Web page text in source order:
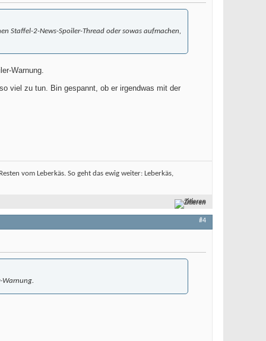
Staffel-2-News-Spoiler-Thread oder sowas aufmachen,
Warnung.
viel zu tun. Bin gespannt, ob er irgendwas mit der
vom Leberkäs. So geht das ewig weiter: Leberkäs,
Zitieren
#4
Warnung.